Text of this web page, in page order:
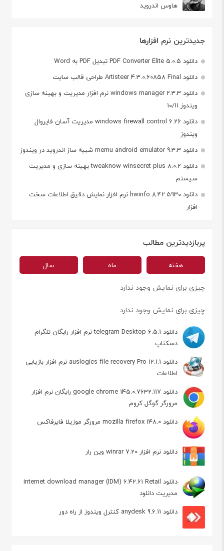
هاوس اندروید
جدیدترین نرم افزارها
دانلود PDF Converter Elite 5.0.5 تبدیل PDF به Word
دانلود Artisteer 4.3.0.60858 Final طراحی قالب سایت
دانلود windows manager 2.3.3 نرم افزار مدیریت و بهینه سازی
ویندوز 10/11
دانلود windows firewall control 6.26 مدیریت آسان فایروال
ویندوز
دانلود memu android emulator 9.3.3 شبیه ساز اندروید در ویندوز
دانلود tweaknow winsecret plus 8.0.2 بهینه سازی و مدیریت
سیستم
دانلود hwinfo 8.42.5930 نرم افزار نمایش دقیق اطلاعات سخت
افزار
پربازدیدترین مطالب
هفته ماه سال
چیزی برای نمایش وجود ندارد
چیزی برای نمایش وجود ندارد
دانلود telegram Desktop 6.5.1 نرم افزار رایگان تلگرام
دسکتاپ
دانلود auslogics file recovery Pro 12.1.1 نرم افزار بازیابی
اطلاعات
دانلود google chrome 145.0.7632.117 رایگان نرم افزار
مرورگر گوگل کروم
دانلود mozilla firefox 148.0 مرورگر موزیلا فایرفاکس
دانلود نرم افزار winrar 7.20 وین رار
دانلود internet download manager (IDM) 6.42.61 Retail
مدیریت دانلود
دانلود anydesk 9.6.11 کنترل ویندوز از راه دور